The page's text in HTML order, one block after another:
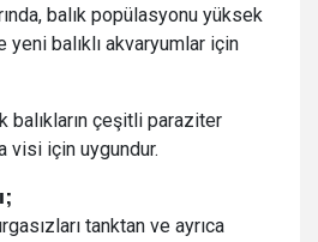
balık popülasyonu yüksek
yeni balıklı akvaryumlar için
balıkların çeşitli paraziter
visi için uygundur.
tanktan ve ayrıca